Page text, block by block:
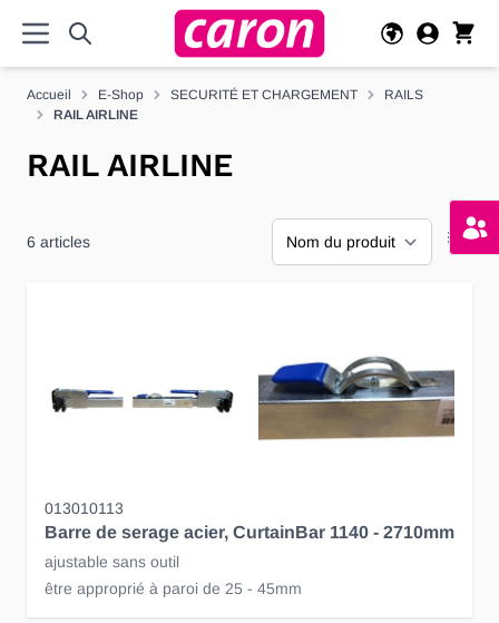
Accueil E-Shop SECURITÉ ET CHARGEMENT
RAILS
RAIL AIRLINE
RAIL AIRLINE
6 articles
013010113
Barre de serage acier, CurtainBar 1140 - 2710mm
ajustable sans outil
être approprié à paroi de 25 - 45mm